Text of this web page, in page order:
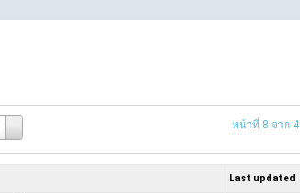
หน้าที่ 8 จาก
Last updated